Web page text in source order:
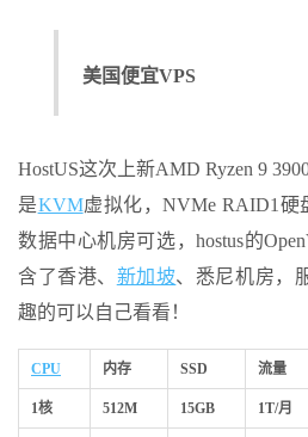
美国便宜VPS
HostUS这次上新AMD Ryzen 9
是KVM虚拟化，NVMe RAID1硬
数据中心机房可选，hostus的
含了香港、 新加坡、悉尼机房，
趣的可以自己看看！
CPU 内存 SSD 流量
1核 512M 15GB 1T/月